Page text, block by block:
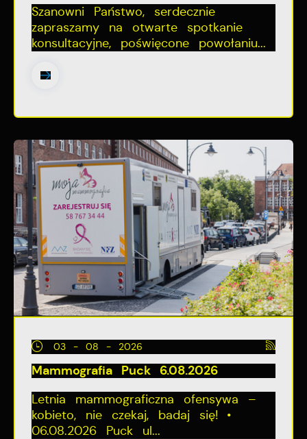
Szanowni Państwo, serdecznie
zapraszamy na otwarte spotkanie
konsultacyjne, poświęcone powołaniu...
03 - 08 - 2026
Mammografia Puck 6.08.2026
Letnia mammograficzna ofensywa –
kobieto, nie czekaj, badaj się! •
06.08.2026 Puck ul...